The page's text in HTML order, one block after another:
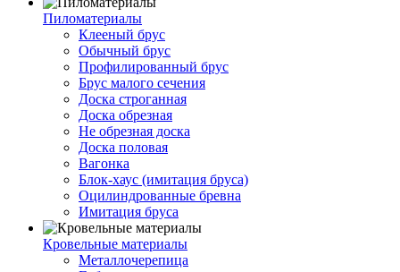
Пиломатериалы
Клееный брус
Обычный брус
Профилированный брус
Брус малого сечения
Доска строганная
Доска обрезная
Не обрезная доска
Доска половая
Вагонка
Блок-хаус (имитация бруса)
Оцилиндрованные бревна
Имитация бруса
Кровельные материалы
Металлочерепица